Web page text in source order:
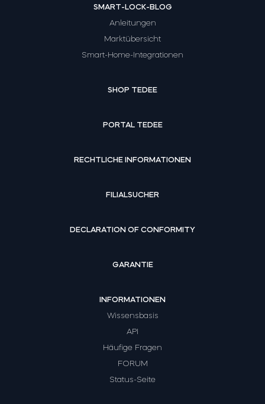
SMART-LOCK-BLOG
Anleitungen
Marktübersicht
Smart-Home-Integrationen
SHOP TEDEE
PORTAL TEDEE
RECHTLICHE INFORMATIONEN
FILIALSUCHER
DECLARATION OF CONFORMITY
GARANTIE
INFORMATIONEN
Wissensbasis
API
Häufige Fragen
FORUM
Status-Seite